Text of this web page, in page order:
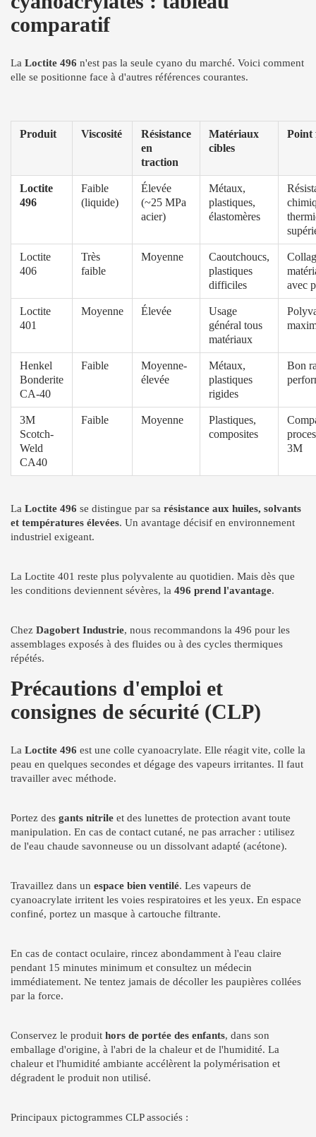
comparatif
La Loctite 496 n'est pas la seule cyano du marché. Voici comment
elle se positionne face à d'autres références courantes.
Produit Viscosité
Résistance
en
traction
Matériaux
cibles
Point
Loctite
496
Faible
(liquide)
Élevée
(~25 MPa
acier)
Métaux,
plastiques,
élastomères
Loctite
406
Très
faible
Moyenne
Caoutchoucs,
plastiques
difficiles
avec
Loctite
401
Moyenne Élevée
Usage
général tous
matériaux
Henkel
Bonderite
CA-40
Faible
Moyenne-
élevée
Métaux,
plastiques
rigides
Bon
3M
Scotch-
Weld
CA40
Faible Moyenne
Plastiques,
composites
3M
La Loctite 496 se distingue par sa résistance aux huiles, solvants
et températures élevées. Un avantage décisif en environnement
industriel exigeant.
La Loctite 401 reste plus polyvalente au quotidien. Mais dès que
les conditions deviennent sévères, la 496 prend l'avantage.
Chez Dagobert Industrie, nous recommandons la 496 pour les
assemblages exposés à des fluides ou à des cycles thermiques
répétés.
Précautions d'emploi et
consignes de sécurité (CLP)
La Loctite 496 est une colle cyanoacrylate. Elle réagit vite, colle la
peau en quelques secondes et dégage des vapeurs irritantes. Il faut
travailler avec méthode.
Portez des gants nitrile et des lunettes de protection avant toute
manipulation. En cas de contact cutané, ne pas arracher : utilisez
de l'eau chaude savonneuse ou un dissolvant adapté (acétone).
Travaillez dans un espace bien ventilé. Les vapeurs de
cyanoacrylate irritent les voies respiratoires et les yeux. En espace
confiné, portez un masque à cartouche filtrante.
En cas de contact oculaire, rincez abondamment à l'eau claire
pendant 15 minutes minimum et consultez un médecin
immédiatement. Ne tentez jamais de décoller les paupières collées
par la force.
Conservez le produit hors de portée des enfants, dans son
emballage d'origine, à l'abri de la chaleur et de l'humidité. La
chaleur et l'humidité ambiante accélèrent la polymérisation et
dégradent le produit non utilisé.
Principaux pictogrammes CLP associés :